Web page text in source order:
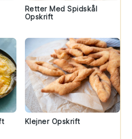
Retter Med Spidskål
Opskrift
Klejner Opskrift